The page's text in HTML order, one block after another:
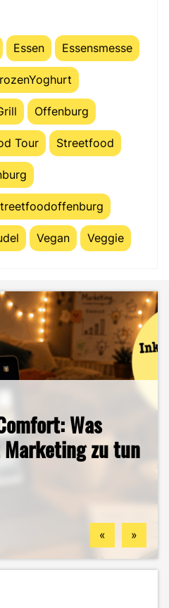
Essen Essensmesse
Offenburg
Tour Streetfood
Vegan Veggie
Was
zu tun
und
an drei
das Handwerk
hier deine
finden
Survival-
Wintersemester
Aylin im Portrait
« »